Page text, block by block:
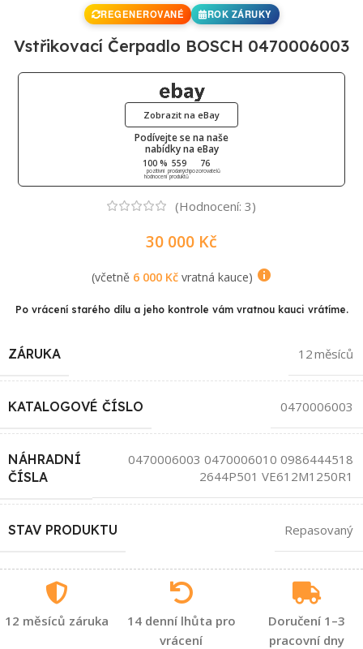
REGENEROVANÉ ROK ZÁRUKY
Vstřikovací Čerpadlo BOSCH 0470006003
Podívejte se na naše
nabídky na eBay
100 %
pozitivní
hodnocení
559
prodaných
produktů
76
pozorovatelů
Zobrazit na eBay
(Hodnocení: 3)
30 000 Kč
(včetně 6 000 Kčvratná kauce)
Po vrácení starého dílu a jeho kontrole vám vratnou kauci vrátíme.
ZÁRUKA 12 měsíců
KATALOGOVÉ ČÍSLO 0470006003
NÁHRADNÍ
ČÍSLA
0470006003 0470006010 0986444518
2644P501 VE612M1250R1
STAV PRODUKTU Repasovaný
12 měsíců záruka
14 denní lhůta pro
vrácení
Doručení 1–3
pracovní dny